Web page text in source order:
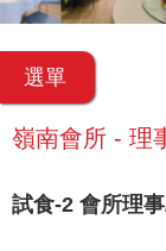
選單
嶺南會所 - 理
試食-2 會所理